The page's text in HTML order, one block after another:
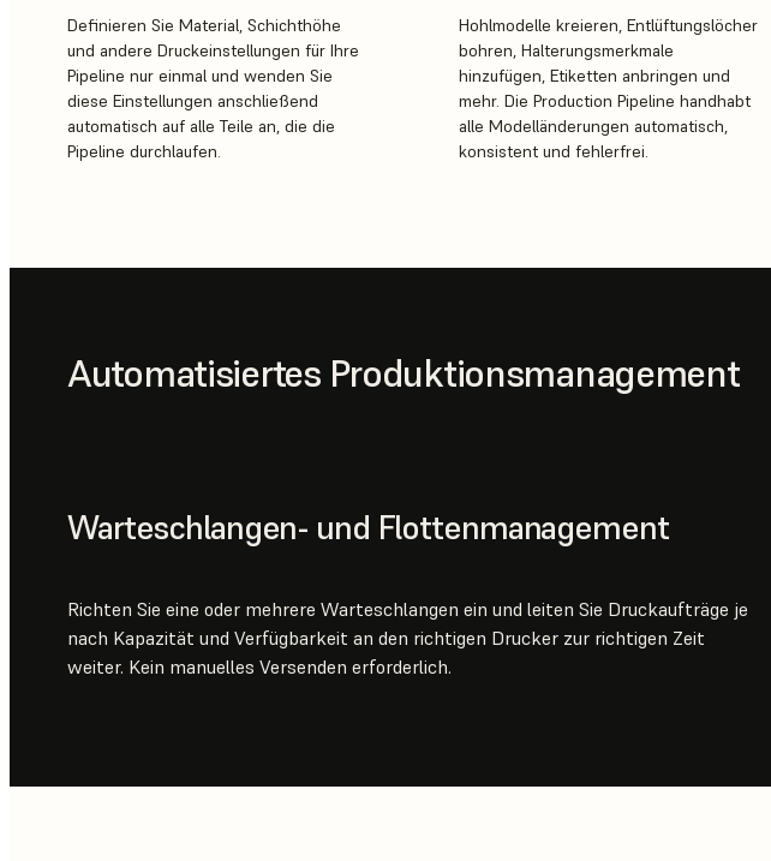
Definieren Sie Material, Schichthöhe
und andere Druckeinstellungen für Ihre
Pipeline nur einmal und wenden Sie
diese Einstellungen anschließend
automatisch auf alle Teile an, die die
Pipeline durchlaufen.
Hohlmodelle kreieren, Entlüftungslöcher
bohren, Halterungsmerkmale
hinzufügen, Etiketten anbringen und
mehr. Die Production Pipeline handhabt
alle Modelländerungen automatisch,
konsistent und fehlerfrei.
Automatisiertes Produktionsmanagement
Warteschlangen- und Flottenmanagement
Richten Sie eine oder mehrere Warteschlangen ein und leiten Sie Druckaufträge je
nach Kapazität und Verfügbarkeit an den richtigen Drucker zur richtigen Zeit
weiter. Kein manuelles Versenden erforderlich.